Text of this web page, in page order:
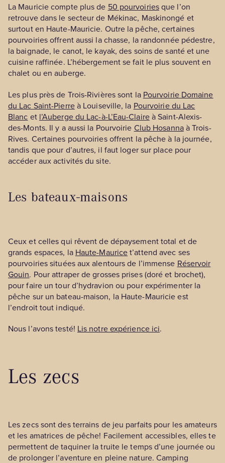
La Mauricie compte plus de 50 pourvoiriesque l’on
retrouve dans le secteur de Mékinac, Maskinongé et
surtout en Haute-Mauricie. Outre la pêche, certaines
pourvoiries offrent aussi la chasse, la randonnée pédestre,
la baignade, le canot, le kayak, des soins de santé et une
cuisine raffinée. L’hébergement se fait le plus souvent en
chalet ou en auberge.
Les plus près de Trois-Rivières sont la Pourvoirie Domaine
du Lac Saint-Pierreà Louiseville, la Pourvoirie du Lac
Blanc et l’Auberge du Lac-à-L’Eau-Claireà Saint-Alexis-
des-Monts. Il y a aussi la Pourvoirie Club Hosannaà Trois-
Rives. Certaines pourvoiries offrent la pêche à la journée,
tandis que pour d’autres, il faut loger sur place pour
accéder aux activités du site.
Les bateaux-maisons
Ceux et celles qui rêvent de dépaysement total et de
grands espaces, la Haute-Mauricet’attend avec ses
pourvoiries situées aux alentours de l’immense Réservoir
Gouin. Pour attraper de grosses prises (doré et brochet),
pour faire un tour d’hydravion ou pour expérimenter la
pêche sur un bateau-maison, la Haute-Mauricie est
l’endroit tout indiqué.
Nous l’avons testé! Lis notre expérience ici.
Les zecs
Les zecs sont des terrains de jeu parfaits pour les amateurs
et les amatrices de pêche! Facilement accessibles, elles te
permettent de taquiner la truite le temps d’une journée ou
de prolonger l’aventure en pleine nature. Camping